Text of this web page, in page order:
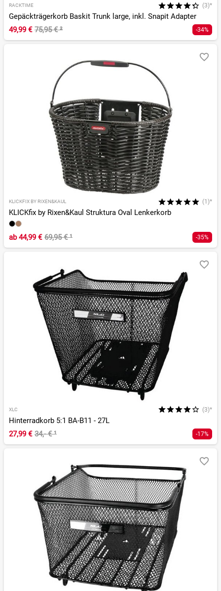
RACKTIME (3)*
Gepäckträgerkorb Baskit Trunk large, inkl. Snapit Adapter
49,99 € 75,95 €² -34%
KLICKFIX BY RIXEN&KAUL (1)*
KLICKfix by Rixen&Kaul Struktura Oval Lenkerkorb
ab44,99 € 69,95 €¹ -35%
XLC (3)*
Hinterradkorb 5:1 BA-B11 - 27L
27,99 € 34,- €¹ -17%